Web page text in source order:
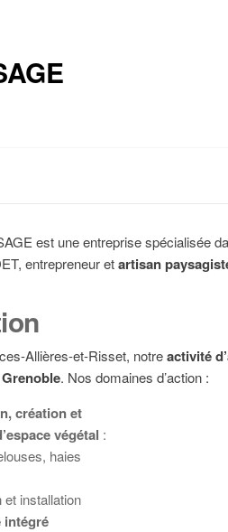
est une entreprise spécialisée
entrepreneur etartisan
Allières-et-Risset, notreactivité
. Nos domaines d’action :
création et
végétal :
haies
et installation
intégré